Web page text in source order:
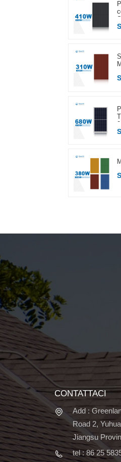
CONTATTACI
Add :
Road 2,
Jiangsu
tel : 86 25